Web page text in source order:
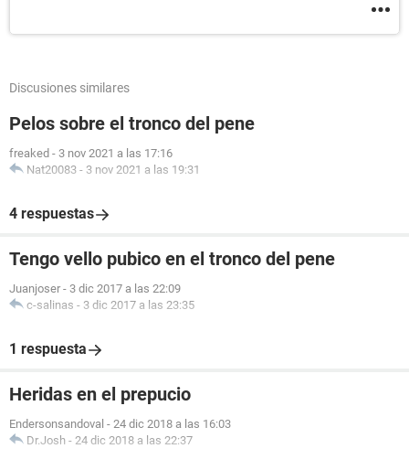
Discusiones similares
Pelos sobre el tronco del pene
freaked - 3 nov 2021 a las 17:16
Nat20083 - 3 nov 2021 a las 19:31
4 respuestas
Tengo vello pubico en el tronco del pene
Juanjoser - 3 dic 2017 a las 22:09
c-salinas - 3 dic 2017 a las 23:35
1 respuesta
Heridas en el prepucio
Endersonsandoval - 24 dic 2018 a las 16:03
Dr.Josh - 24 dic 2018 a las 22:37